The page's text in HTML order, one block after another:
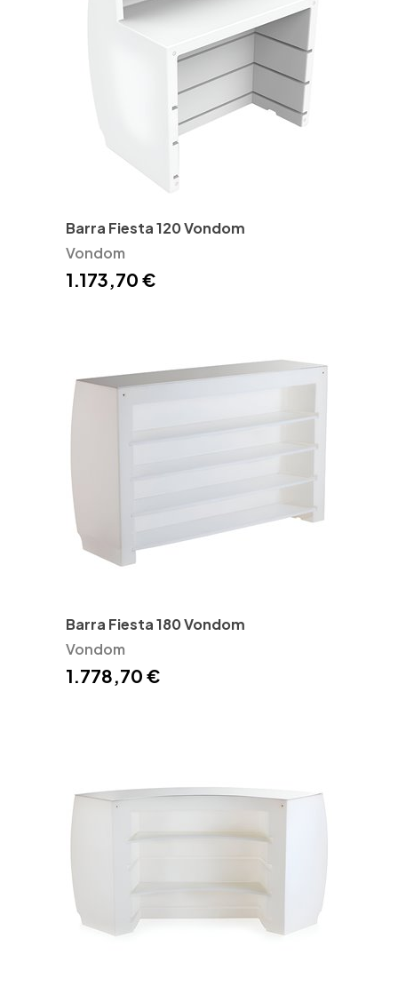
Barra Fiesta 120 Vondom
Vondom
1.173,70 €
Barra Fiesta 180 Vondom
Vondom
1.778,70 €